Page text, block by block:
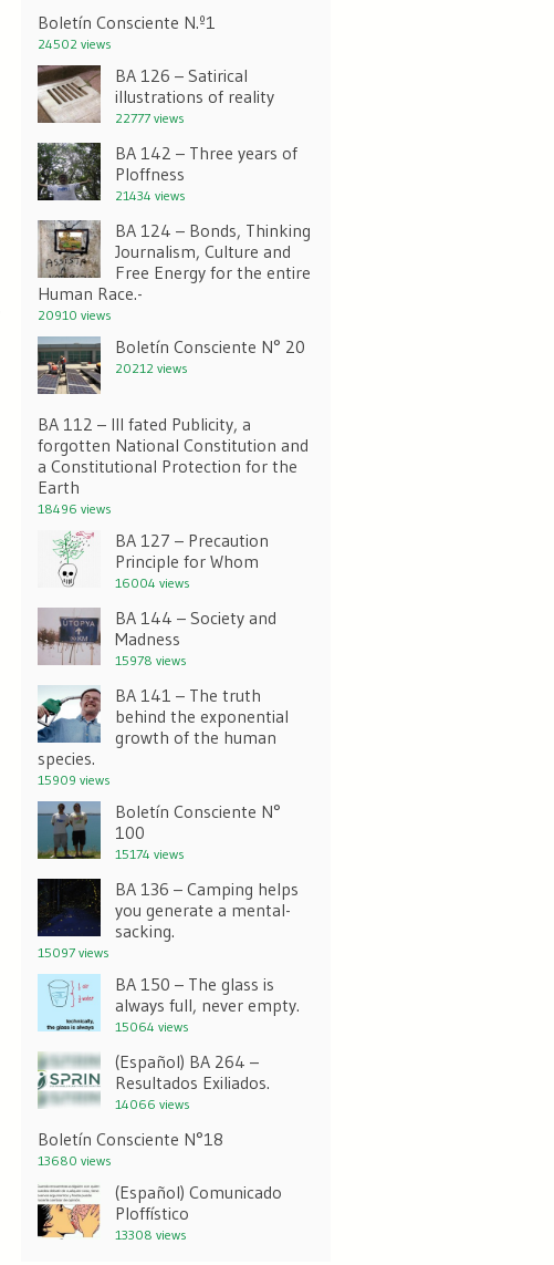
Boletín Consciente N.º1
24502 views
BA 126 – Satirical
illustrations of reality
22777 views
BA 142 – Three years of
Ploffness
21434 views
BA 124 – Bonds, Thinking
Journalism, Culture and
Free Energy for the entire
Human Race.-
20910 views
Boletín Consciente N° 20
20212 views
BA 112 – Ill fated Publicity, a
forgotten National Constitution and
a Constitutional Protection for the
Earth
18496 views
BA 127 – Precaution
Principle for Whom
16004 views
BA 144 – Society and
Madness
15978 views
BA 141 – The truth
behind the exponential
growth of the human
species.
15909 views
Boletín Consciente N°
100
15174 views
BA 136 – Camping helps
you generate a mental-
sacking.
15097 views
BA 150 – The glass is
always full, never empty.
15064 views
(Español) BA 264 –
Resultados Exiliados.
14066 views
Boletín Consciente N°18
13680 views
(Español) Comunicado
Ploffístico
13308 views